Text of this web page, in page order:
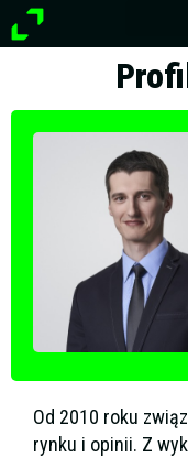
Przejdź
do
Od 2010 roku
rynku i opinii. Z